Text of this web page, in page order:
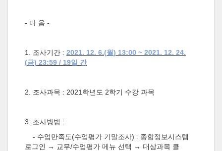
- 다 음 -
1. 조사기간 : 2021. 12. 6.(월) 13:00 ~ 2021. 12. 24.
(금) 23:59 / 19일 간
2. 조사과목 : 2021학년도 2학기 수강 과목
3. 조사방법 :
- 수업만족도(수업평가 기말조사) : 종합정보시스템
로그인 → 교무/수업평가 메뉴 선택 → 대상과목 클